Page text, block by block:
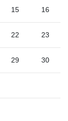
15 16
22 23
29 30